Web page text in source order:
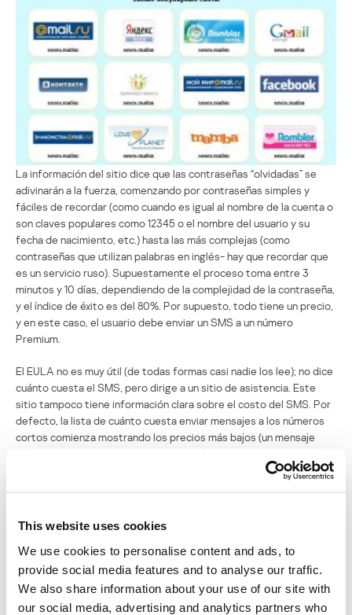
This website uses cookies
We use cookies to personalise content and ads, to
provide social media features and to analyse our traffic.
We also share information about your use of our site with
our social media, advertising and analytics partners who
La información del sitio dice que las contraseñas “olvidadas” se
adivinarán a la fuerza, comenzando por contraseñas simples y
fáciles de recordar (como cuando es igual al nombre de la cuenta o
son claves populares como 12345 o el nombre del usuario y su
fecha de nacimiento, etc.) hasta las más complejas (como
contraseñas que utilizan palabras en inglés- hay que recordar que
es un servicio ruso). Supuestamente el proceso toma entre 3
minutos y 10 días, dependiendo de la complejidad de la contraseña,
y el índice de éxito es del 80%. Por supuesto, todo tiene un precio,
y en este caso, el usuario debe enviar un SMS a un número
Premium.
El EULA no es muy útil (de todas formas casi nadie los lee); no dice
cuánto cuesta el SMS, pero dirige a un sitio de asistencia. Este
sitio tampoco tiene información clara sobre el costo del SMS. Por
defecto, la lista de cuánto cuesta enviar mensajes a los números
cortos comienza mostrando los precios más bajos (un mensaje
cuesta entre 45 rublos o alrededor de $1,5). Pero los mensajes
SMS para activar el “servicio de contraseñas olvidadas” cuestan
hacerlo?
El EULA también dice: “[este sitio] es una fuente de información
con fines de entretenimiento. La información de este sitio es
parcialmente inventada y no debe tomarse en serio”.